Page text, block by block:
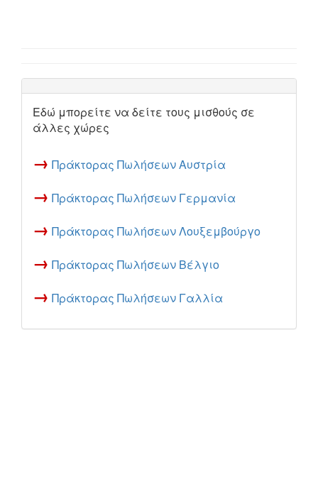
Εδώ μπορείτε να δείτε τους μισθούς σε
άλλες χώρες
→ Πράκτορας Πωλήσεων Αυστρία
→ Πράκτορας Πωλήσεων Γερμανία
→ Πράκτορας Πωλήσεων Λουξεμβούργο
→ Πράκτορας Πωλήσεων Βέλγιο
→ Πράκτορας Πωλήσεων Γαλλία